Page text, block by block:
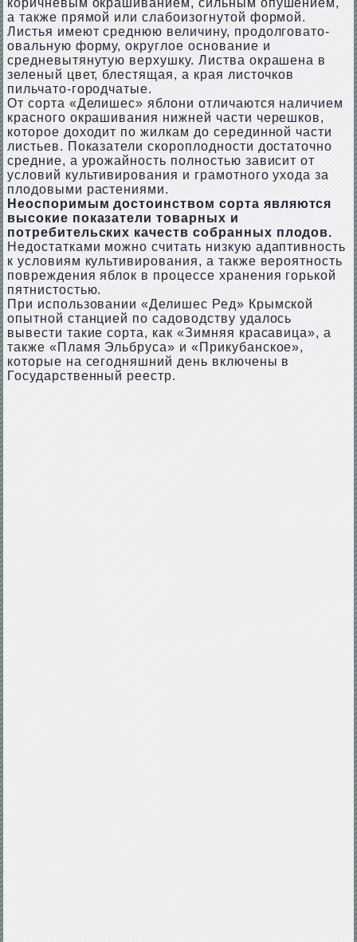
коричневым окрашиванием, сильным опушением,
а также прямой или слабоизогнутой формой.
Листья имеют среднюю величину, продолговато-
овальную форму, округлое основание и
средневытянутую верхушку. Листва окрашена в
зеленый цвет, блестящая, а края листочков
пильчато-городчатые.
От сорта «Делишес» яблони отличаются наличием
красного окрашивания нижней части черешков,
которое доходит по жилкам до серединной части
листьев. Показатели скороплодности достаточно
средние, а урожайность полностью зависит от
условий культивирования и грамотного ухода за
плодовыми растениями.
Неоспоримым достоинством сорта являются
высокие показатели товарных и
потребительских качеств собранных плодов.
Недостатками можно считать низкую адаптивность
к условиям культивирования, а также вероятность
повреждения яблок в процессе хранения горькой
пятнистостью.
При использовании «Делишес Ред» Крымской
опытной станцией по садоводству удалось
вывести такие сорта, как «Зимняя красавица», а
также «Пламя Эльбруса» и «Прикубанское»,
которые на сегодняшний день включены в
Государственный реестр.